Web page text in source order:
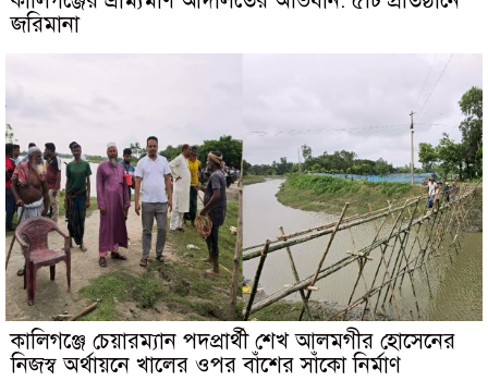
জরিমানা
কালিগঞ্জে চেয়ারম্যান পদপ্রার্থী শেখ আলমগীর হোসেনের
নিজস্ব অর্থায়নে খালের ওপর বাঁশের সাঁকো নির্মাণ